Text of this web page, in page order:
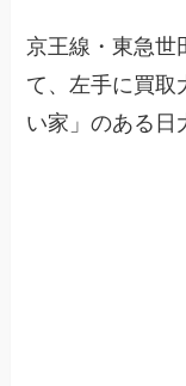
京王線・東急世
て、左手に買取
い家」のある日